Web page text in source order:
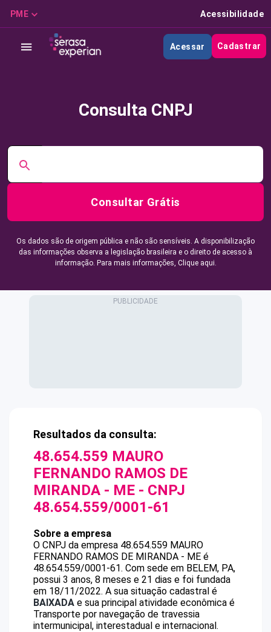
PME Acessibilidade
Acessar Cadastrar
Consulta CNPJ
Consultar Grátis
Os dados são de origem pública e não são sensíveis. A disponibilização
das informações observa a legislação brasileira e o direito de acesso à
informação. Para mais informações, Clique aqui.
Resultados da consulta:
48.654.559 MAURO
FERNANDO RAMOS DE
MIRANDA - ME - CNPJ
48.654.559/0001-61
Sobre a empresa
O CNPJ da empresa 48.654.559 MAURO
FERNANDO RAMOS DE MIRANDA - ME é
48.654.559/0001-61. Com sede em BELEM, PA,
possui 3 anos, 8 meses e 21 dias e foi fundada
em 18/11/2022. A sua situação cadastral é
BAIXADA e sua principal atividade econômica é
Transporte por navegação de travessia
intermunicipal, interestadual e internacional.